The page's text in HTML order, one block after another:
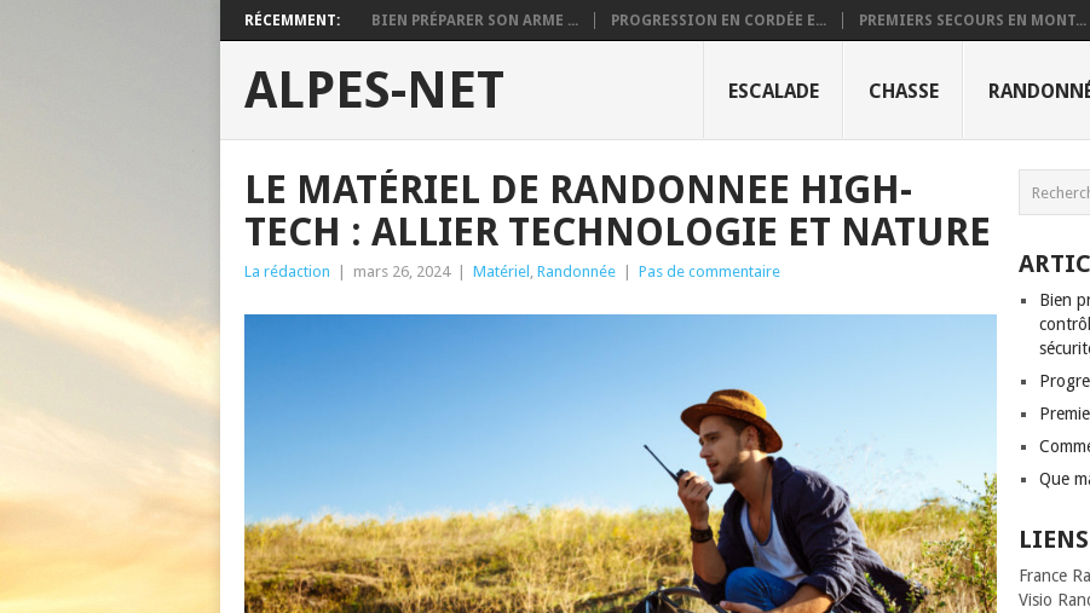
RÉCEMMENT: BIEN PRÉPARER SON ARME ... PROGRESSION EN CORDÉE E... PREMIERS SECOURS EN MONT...
ALPES-NET ESCALADE CHASSE
LE MATÉRIEL DE RANDONNEE HIGH-
TECH : ALLIER TECHNOLOGIE ET NATURE
La rédaction mars 26, 2024 Matériel , Randonnée Pas de commentaire
Bien
Que
France
Visio